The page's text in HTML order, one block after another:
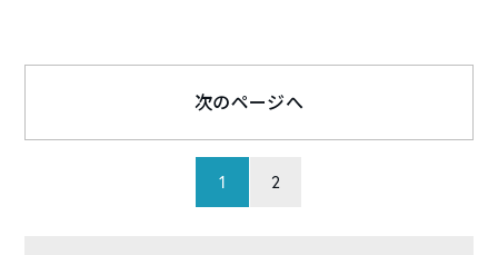
1 2
次のページへ